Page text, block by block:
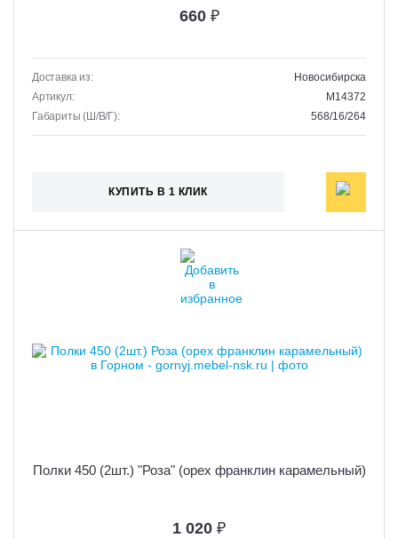
660 ₽
Доставка из:
Новосибирска
Артикул:
M14372
Габариты (Ш/В/Г):
568/16/264
КУПИТЬ В 1 КЛИК
Полки 450 (2шт.) "Роза" (орех франклин карамельный)
1 020 ₽